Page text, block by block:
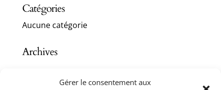
Gérer le consentement aux
Catégories
Aucune catégorie
Archives